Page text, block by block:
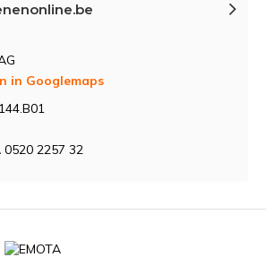
in Googlemaps
0520 2257 32